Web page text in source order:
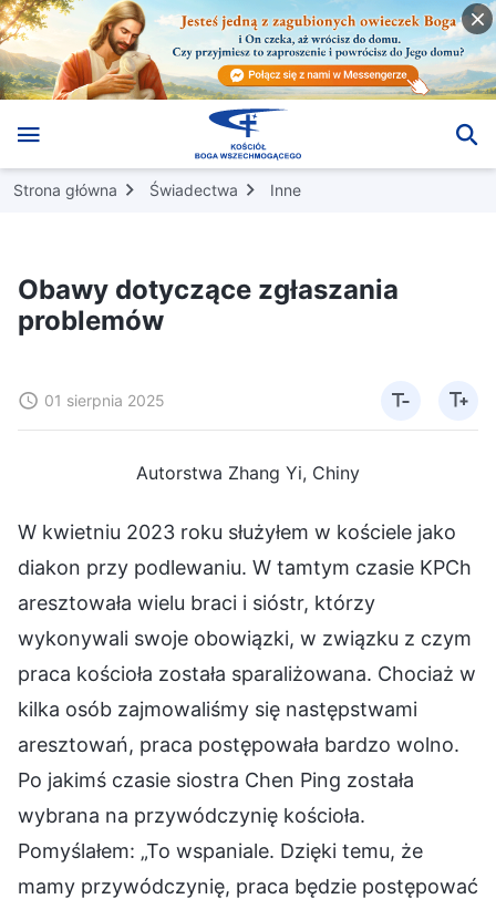
Strona główna Świadectwa Inne
Obawy dotyczące zgłaszania
problemów
01 sierpnia 2025
Autorstwa Zhang Yi, Chiny
W kwietniu 2023 roku służyłem w kościele jako
diakon przy podlewaniu. W tamtym czasie KPCh
aresztowała wielu braci i sióstr, którzy
wykonywali swoje obowiązki, w związku z czym
praca kościoła została sparaliżowana. Chociaż w
kilka osób zajmowaliśmy się następstwami
aresztowań, praca postępowała bardzo wolno.
Po jakimś czasie siostra Chen Ping została
wybrana na przywódczynię kościoła.
Pomyślałem: „To wspaniale. Dzięki temu, że
mamy przywódczynię, praca będzie postępować